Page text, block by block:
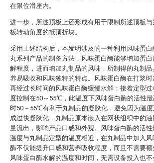
在限位滑座内。
进一步，所述顶板上还形成有用于限制所述顶板与
板转动角度的抵顶折块。
采用上述结构后，本发明涉及的一种利用风味蛋白
丸系列产品的制备方法，风味蛋白酶能够增加蛋
解程度，进而增加丸制品的风味，所制得的丸制品
养易吸收和风味独特的特点。风味蛋白酶在打浆时
再经过长时间的风味蛋白酶缓慢水解；接着定型过
度控制在50～55℃，此温度下风味蛋白酶的活性最
时50～55℃有利于丸制品的凝胶化，避免因为温度
成过快凝胶化，丸制品原本嵌入在网状组织中的
量流出，影响产品口感和外观。风味蛋白酶的活性
温度与丸制品定型的温度相近，在丸制品中加入风
酶不仅能提升口感和营养吸收程度，而且不需要额
风味蛋白酶水解的温度和时间，无需设备投入也不